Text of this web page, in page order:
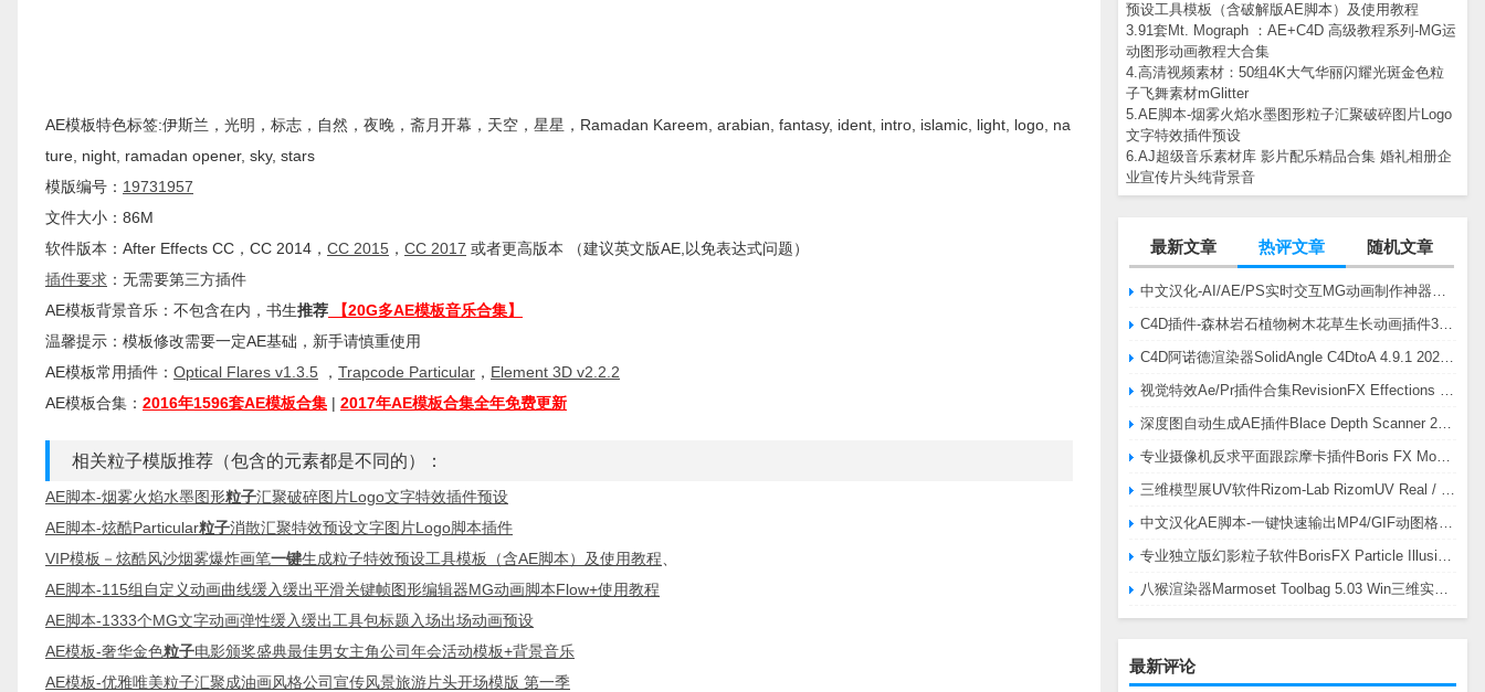
预设工具模板（含破解版AE脚本）及使用教程
3.91套Mt. Mograph ：AE+C4D 高级教程系列-MG运
动图形动画教程大合集
4.高清视频素材：50组4K大气华丽闪耀光斑金色粒
子飞舞素材mGlitter
5.AE脚本-烟雾火焰水墨图形粒子汇聚破碎图片Logo
文字特效插件预设
6.AJ超级音乐素材库 影片配乐精品合集 婚礼相册企
业宣传片头纯背景音
最新文章 热评文章 随机文章
最新评论
AE模板特色标签:伊斯兰，光明，标志，自然，夜晚，斋月开幕，天空，星星，Ramadan Kareem, arabian, fantasy, ident, intro, islamic, light, logo, na
ture, night, ramadan opener, sky, stars
模版编号： 19731957
文件大小：86M
软件版本： After Effects CC ，CC 2014， CC 2015 ， CC 2017 或者更高版本 （建议英文版AE,以免表达式问题）
插件要求 ：无需要第三方插件
AE模板背景音乐：不包含在内，书生推荐 【20G多AE模板音乐合集】
温馨提示：模板修改需要一定AE基础，新手请慎重使用
AE模板常用插件： Optical Flares v1.3.5 ， Trapcode Particular ， Element 3D v2.2.2
AE模板合集： 2016年1596套AE模板合集 | 2017年AE模板合集全年免费更新
相关粒子模版推荐（包含的元素都是不同的）：
AE脚本-烟雾火焰水墨图形粒子汇聚破碎图片Logo文字特效插件预设
AE脚本-炫酷Particular粒子消散汇聚特效预设文字图片Logo脚本插件
VIP模板－炫酷风沙烟雾爆炸画笔一键生成粒子特效预设工具模板（含AE脚本）及使用教程
AE脚本-115组自定义动画曲线缓入缓出平滑关键帧图形编辑器MG动画脚本Flow+使用教程
AE脚本-1333个MG文字动画弹性缓入缓出工具包标题入场出场动画预设
AE模板-奢华金色粒子电影颁奖盛典最佳男女主角公司年会活动模板+背景音乐
AE模板-优雅唯美粒子汇聚成油画风格公司宣传风景旅游片头开场模版 第一季